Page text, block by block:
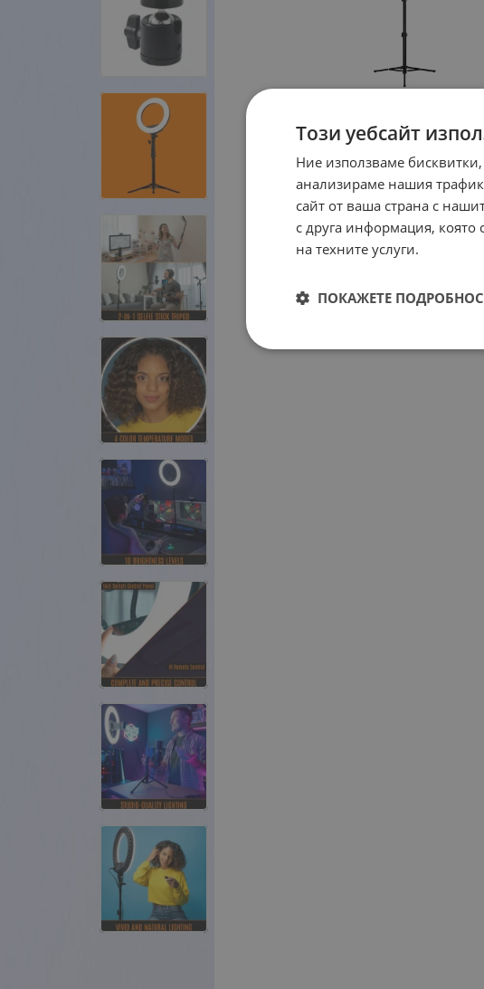
Този уебсайт
Ние използваме
анализираме нашия
сайт от ваша страна с
с друга информация, която
на техните услуги.
ПОКАЖЕТЕ